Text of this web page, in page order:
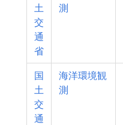
土
交
通
省
測
国
土
交
通
海洋環境観
測